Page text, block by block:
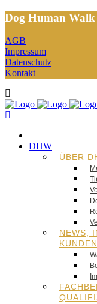
Dog Human Walk
AGB
Impressum
Datenschutz
Kontakt
DHW
ÜBER
NEWS,